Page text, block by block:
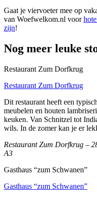
Gaat je viervoeter mee op
van Woefwelkom.nl voor
zijn!
Nog meer leuke
Restaurant Zum Dorfkrug
Restaurant Zum Dorfkrug
Dit restaurant heeft een
meubelen en houten
keuken. Van Schnitzel tot
wils. In de zomer kan je er
Restaurant Zum Dorfkrug –
A3
Gasthaus “zum Schwanen”
Gasthaus “zum Schwanen”